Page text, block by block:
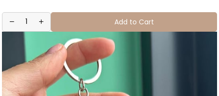
Add to Cart